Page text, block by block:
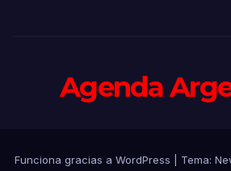
Agenda
Funciona gracias a WordPress Tema: